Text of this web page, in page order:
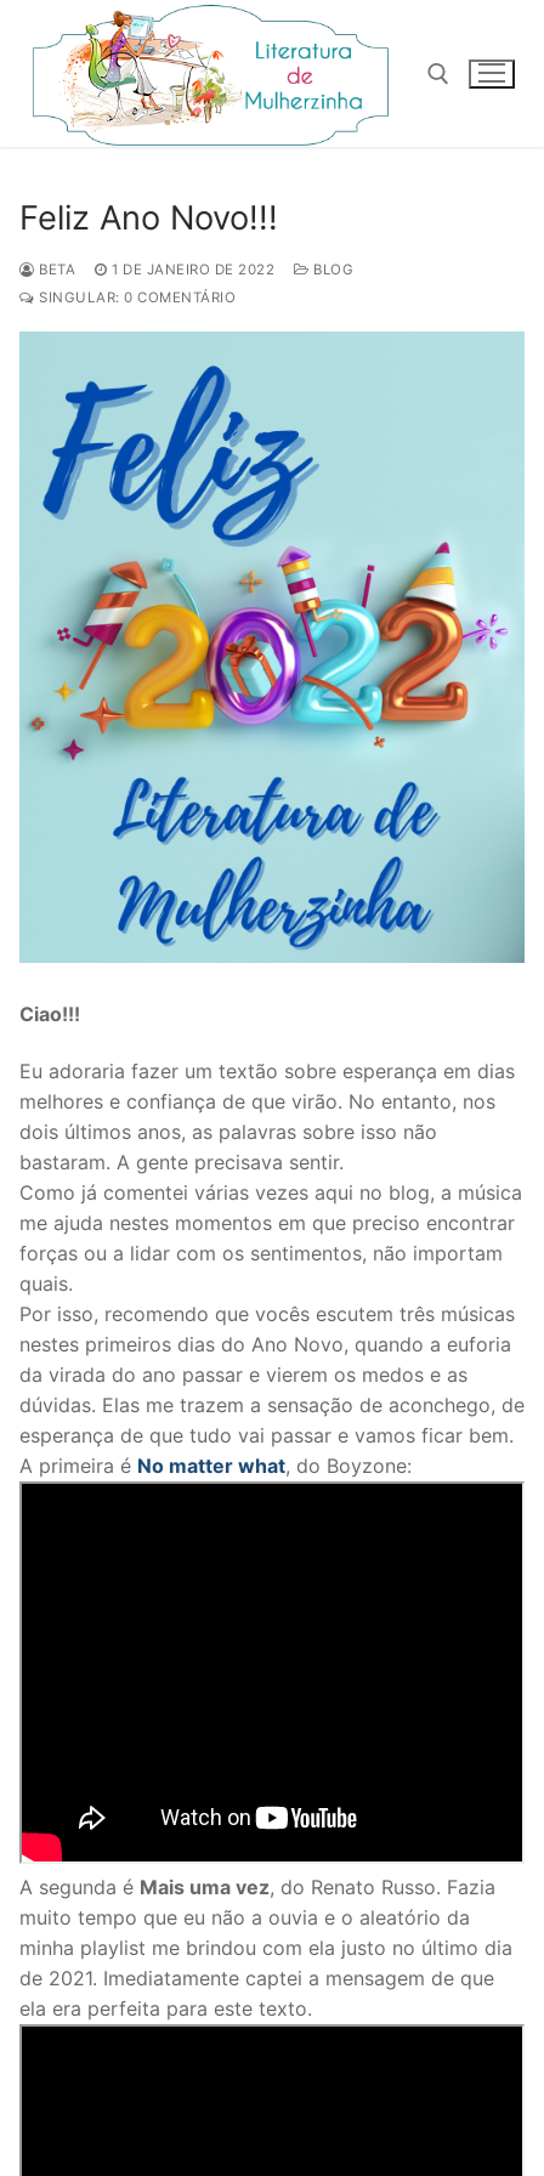
para
conteúdo
Feliz Ano Novo!!!
BETA 1 DE JANEIRO DE 2022
BLOG
SINGULAR: 0 COMENTÁRIO
Ciao!!!
Eu adoraria fazer um textão sobre esperança em dias
melhores e confiança de que virão. No entanto, nos
dois últimos anos, as palavras sobre isso não
bastaram. A gente precisava sentir.
Como já comentei várias vezes aqui no blog, a música
me ajuda nestes momentos em que preciso encontrar
forças ou a lidar com os sentimentos, não importam
quais.
Por isso, recomendo que vocês escutem três músicas
nestes primeiros dias do Ano Novo, quando a euforia
da virada do ano passar e vierem os medos e as
dúvidas. Elas me trazem a sensação de aconchego, de
esperança de que tudo vai passar e vamos ficar bem.
A primeira é No matter what, do Boyzone:
A segunda é Mais uma vez, do Renato Russo. Fazia
muito tempo que eu não a ouvia e o aleatório da
minha playlist me brindou com ela justo no último dia
de 2021. Imediatamente captei a mensagem de que
ela era perfeita para este texto.